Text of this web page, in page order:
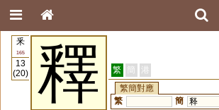
釆
165
13
(20)
釋 繁 簡 港
繁簡對應
繁
簡 释